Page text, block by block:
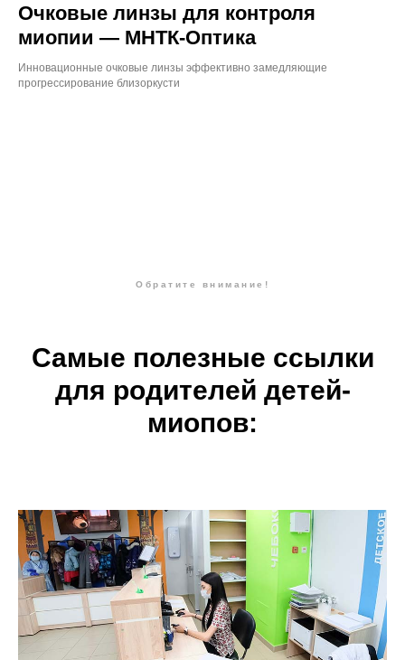
Очковые линзы для контроля
миопии — МНТК-Оптика
Инновационные очковые линзы эффективно замедляющие
прогрессирование близоркусти
Обратите внимание!
Самые полезные ссылки
для родителей детей-
миопов: